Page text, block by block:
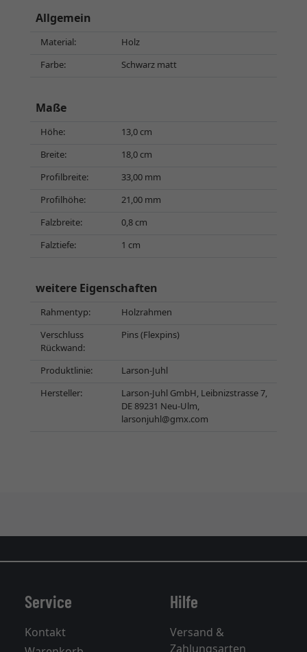
Allgemein
Material:
Holz
Farbe:
Schwarz matt
Maße
Höhe:
13,0 cm
Breite:
18,0 cm
Profilbreite:
33,00 mm
Profilhöhe:
21,00 mm
Falzbreite:
0,8 cm
Falztiefe:
1 cm
weitere Eigenschaften
Rahmentyp:
Holzrahmen
Verschluss
Rückwand:
Pins (Flexpins)
Produktlinie:
Larson-Juhl
Hersteller:
Larson-Juhl GmbH, Leibnizstrasse 7,
DE 89231 Neu-Ulm,
larsonjuhl@gmx.com
Service
Kontakt
Hilfe
Versand &
Zahlungsarten